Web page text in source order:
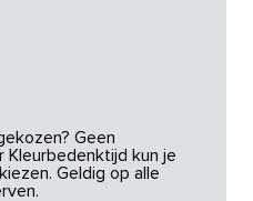
Geen
kun je
Geldig op alle